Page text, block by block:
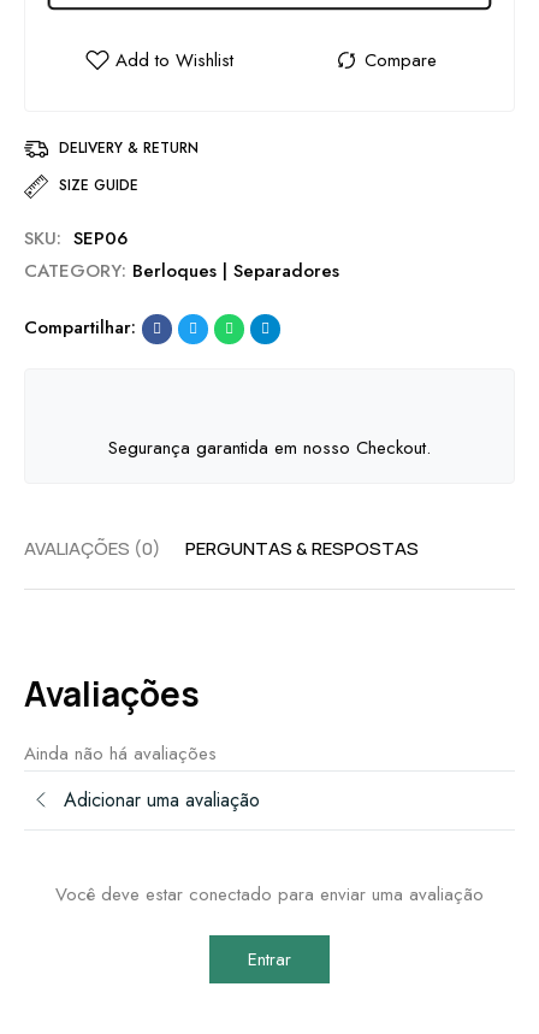
DELIVERY & RETURN
SIZE GUIDE
SKU: SEP06
CATEGORY: Berloques | Separadores
Compartilhar:
Segurança garantida em nosso Checkout.
AVALIAÇÕES (0) PERGUNTAS & RESPOSTAS
Avaliações
Ainda não há avaliações
Adicionar uma avaliação
Você deve estar conectado para enviar uma avaliação
Entrar